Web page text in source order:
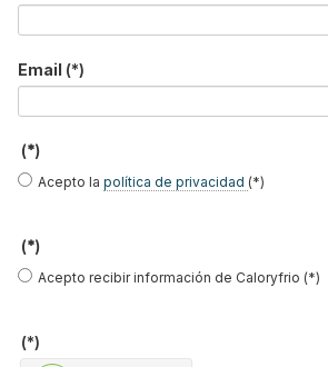
2016/2281. Aspectos
relativos a los Equipos
Publicado en
Email (*)
(*)
Acepto la política de privacidad (*)
(*)
Acepto recibir información de Caloryfrio (*)
(*)